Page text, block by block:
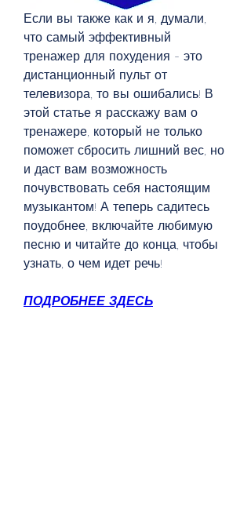
Если вы также как и я, думали,
что самый эффективный
тренажер для похудения - это
дистанционный пульт от
телевизора, то вы ошибались! В
этой статье я расскажу вам о
тренажере, который не только
поможет сбросить лишний вес, но
и даст вам возможность
почувствовать себя настоящим
музыкантом! А теперь садитесь
поудобнее, включайте любимую
песню и читайте до конца, чтобы
узнать, о чем идет речь!
ПОДРОБНЕЕ ЗДЕСЬ